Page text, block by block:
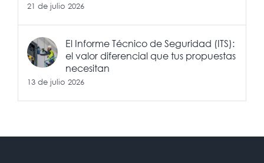
21 de julio 2026
El Informe Técnico de Seguridad (ITS):
el valor diferencial que tus propuestas
necesitan
13 de julio 2026